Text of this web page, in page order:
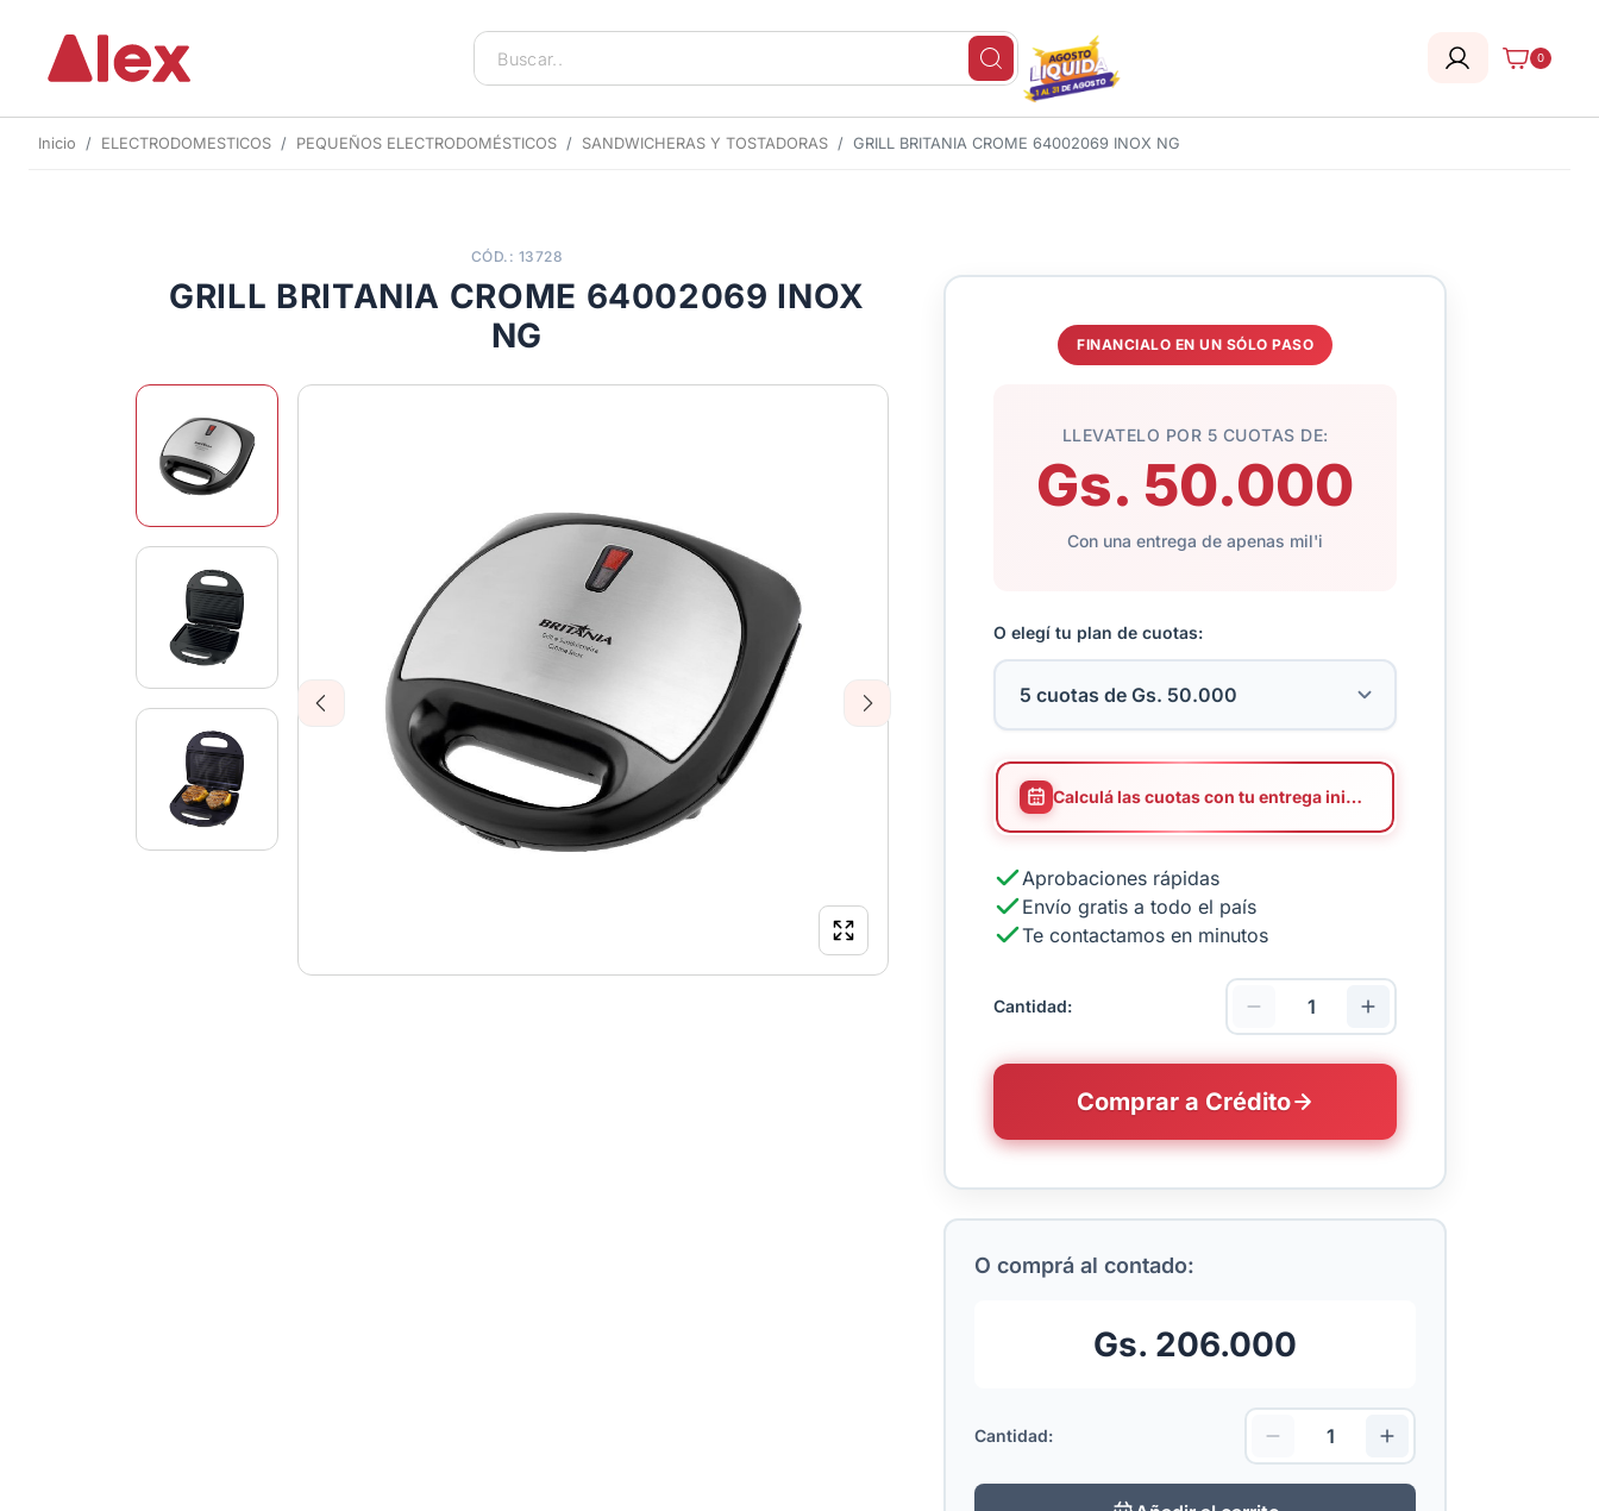
0
Inicio ELECTRODOMESTICOS PEQUEÑOS ELECTRODOMÉSTICOS SANDWICHERAS Y TOSTADORAS GRILL BRITANIA CROME 64002069 INOX NG
CÓD.: 13728
GRILL BRITANIA CROME 64002069 INOX
NG
Previous Next
FINANCIALO EN UN SÓLO PASO
LLEVATELO POR 5 CUOTAS DE:
Gs. 50.000
Con una entrega de apenas mil'i
O elegí tu plan de cuotas:
Calculá las cuotas con tu entrega inicial
Aprobaciones rápidas
Envío gratis a todo el país
Te contactamos en minutos
Cantidad:
Comprar a Crédito
O comprá al contado:
Gs. 206.000
Cantidad: